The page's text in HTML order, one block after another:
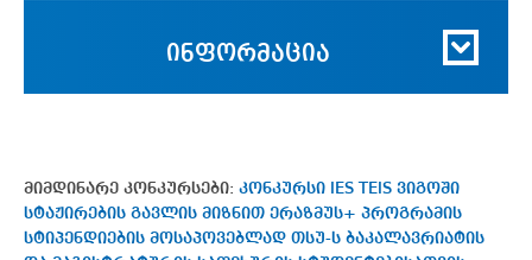
ინფორმაცია
მიმდინარე კონკურსები: კონკურსი IES TEIS ვიგოში
სტაჟირების გავლის მიზნით ერაზმუს+ პროგრამის
სტიპენდიების მოსაპოვებლად თსუ-ს ბაკალავრიატის